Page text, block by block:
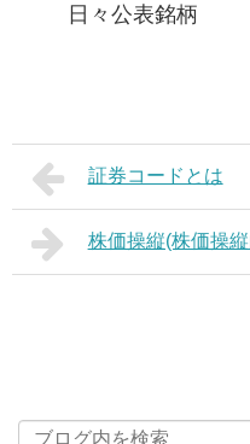
日々公表銘柄
証券コードとは
株価操縦(株価操